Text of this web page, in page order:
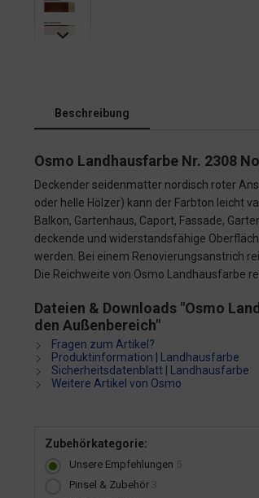
Beschreibung
Osmo Landhausfarbe Nr. 2308
Deckender seidenmatter nordisch roter
oder helle Hölzer) kann der Farbton leicht
Balkon, Gartenhaus, Caport, Fassade,
deckende und widerstandsfähige
werden. Bei einem Renovierungsanstrich
Die Reichweite von Osmo Landhausfarbe
Dateien & Downloads "Osmo
den Außenbereich"
Fragen zum Artikel?
Produktinformation | Landhausfarbe
Sicherheitsdatenblatt | Landhausfarbe
Weitere Artikel von Osmo
Zubehörkategorie:
Unsere Empfehlungen 5
Pinsel & Zubehör 3